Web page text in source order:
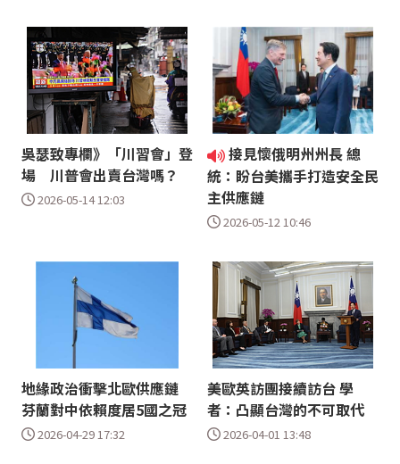
吳瑟致專欄》「川習會」登
場 川普會出賣台灣嗎？
2026-05-14 12:03
接見懷俄明州州長 總
統：盼台美攜手打造安全民
主供應鏈
2026-05-12 10:46
地緣政治衝擊北歐供應鏈
芬蘭對中依賴度居5國之冠
2026-04-29 17:32
美歐英訪團接續訪台 學
者：凸顯台灣的不可取代
2026-04-01 13:48